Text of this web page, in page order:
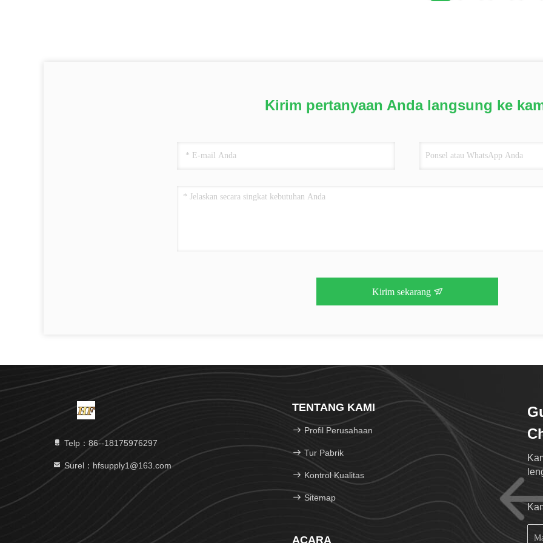
Kirim pertanyaan Anda langsung ke
Kirim sekarang
Telp：86--18175976297
Surel：hfsupply1@163.com
TENTANG KAMI
Profil Perusahaan
Tur Pabrik
Kontrol Kualitas
Sitemap
ACARA